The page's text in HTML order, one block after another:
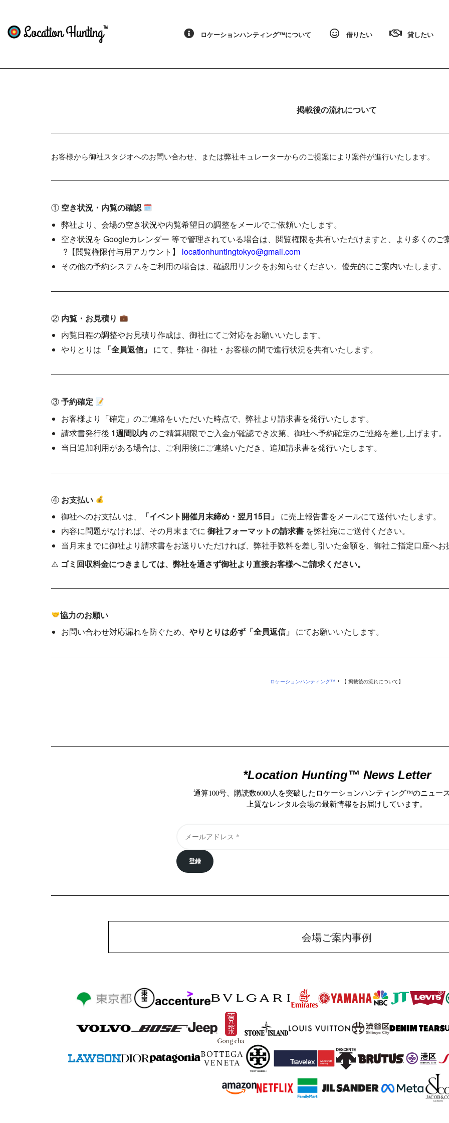
ロケーションハンティング™️について 借りたい 貸したい
掲載後の流れについて
お客様から御社スタジオへのお問い合わせ、 または弊社キュレーターからのご提案により案件が進行いたします。
① 空き状況・内覧の確認
弊社より、会場の空き状況や内覧希望日の調整をメールでご依頼いたします。
空き状況を Googleカレンダー 等で管理されている場合は、閲覧権限を共有いただけますと、より多くのご
?【閲覧権限付与用アカウント】
locationhuntingtokyo@gmail.com
その他の予約システムをご利用の場合は、確認用リンクをお知らせください。優先的にご案内いたします。
② 内覧・お見積り
内覧日程の調整やお見積り作成は、御社にてご対応をお願いいたします。
やりとりは
「全員返信」 にて、弊社・御社・お客様の間で進行状況を共有いたします。
③予約確定
お客様より「確定」のご連絡をいただいた時点で、弊社より請求書を発行いたします。
請求書発行後 1週間以内 のご精算期限でご入金が確認でき次第、御社へ予約確定のご連絡を差し上げます。
当日追加利用がある場合は、ご利用後にご連絡いただき、追加請求書を発行いたします。
④ お支払い
御社へのお支払いは、
「イベント開催月末締め・翌月15日」 に売上報告書をメールにて送付いたします。
内容に問題がなければ、その月末までに 御社フォーマットの請求書 を弊社宛にご送付ください。
当月末までに御社より請求書をお送りいただければ、弊社手数料を差し引いた金額を、御社ご指定口座へお
⚠️ ゴミ回収料金につきましては、弊社を通さず御社より直接お客様へご請求ください。
協力のお願い
お問い合わせ対応漏れを防ぐため、 やりとりは必ず「全員返信」 にてお願いいたします。
ロケーションハンティング™ › 【 掲載後の流れについて】
*Location Hunting™️ News Letter
通算100号、購読数6000人を突破したロケーションハンティング™️のニュース
上質なレンタル会場の最新情報をお届けしています。
登録
会場ご案内事例